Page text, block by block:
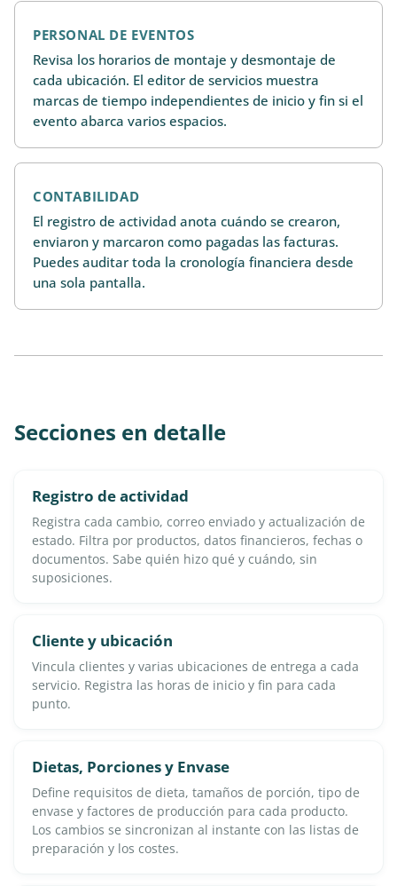
PERSONAL DE EVENTOS
Revisa los horarios de montaje y desmontaje de
cada ubicación. El editor de servicios muestra
marcas de tiempo independientes de inicio y fin si el
evento abarca varios espacios.
CONTABILIDAD
El registro de actividad anota cuándo se crearon,
enviaron y marcaron como pagadas las facturas.
Puedes auditar toda la cronología financiera desde
una sola pantalla.
Secciones en detalle
Registro de actividad
Registra cada cambio, correo enviado y actualización de
estado. Filtra por productos, datos financieros, fechas o
documentos. Sabe quién hizo qué y cuándo, sin
suposiciones.
Cliente y ubicación
Vincula clientes y varias ubicaciones de entrega a cada
servicio. Registra las horas de inicio y fin para cada
punto.
Dietas, Porciones y Envase
Define requisitos de dieta, tamaños de porción, tipo de
envase y factores de producción para cada producto.
Los cambios se sincronizan al instante con las listas de
preparación y los costes.